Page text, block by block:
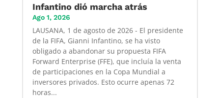
Infantino dió marcha atrás
Ago 1, 2026
LAUSANA, 1 de agosto de 2026 - El presidente
de la FIFA, Gianni Infantino, se ha visto
obligado a abandonar su propuesta FIFA
Forward Enterprise (FFE), que incluía la venta
de participaciones en la Copa Mundial a
inversores privados. Esto ocurre apenas 72
horas...